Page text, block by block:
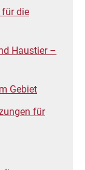
für die
Haustier –
Gebiet
für